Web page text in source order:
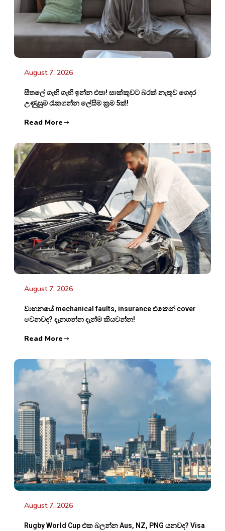
August 7, 2026
සීතලේ ගැහි ගැහි ඉන්න එපා! සාක්කුවට බරක් නැතුව ගෙදර
උණුසුම රැකගන්න ලේසිම ක්‍රම 5ක්!
Read More
August 7, 2026
වාහනයේ mechanical faults, insurance එකෙන් cover
වෙනවද? දැනගන්න දැන්ම කියවන්න!
Read More
August 7, 2026
Rugby World Cup එක බලන්න Aus, NZ, PNG යනවද? Visa